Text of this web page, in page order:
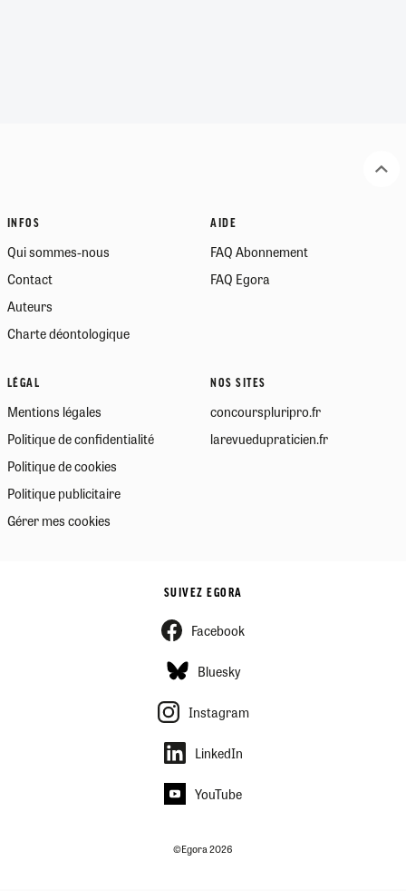
INFOS
Qui sommes-nous
Contact
Auteurs
Charte déontologique
AIDE
FAQ Abonnement
FAQ Egora
LÉGAL
Mentions légales
Politique de confidentialité
Politique de cookies
Politique publicitaire
Gérer mes cookies
NOS SITES
concourspluripro.fr
larevuedupraticien.fr
SUIVEZ EGORA
Facebook
Bluesky
Instagram
LinkedIn
YouTube
©Egora 2026